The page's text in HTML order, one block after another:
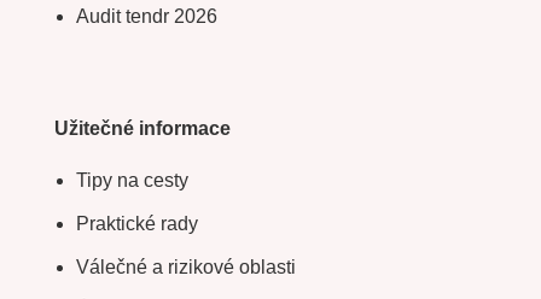
Audit tendr 2026
Užitečné informace
Tipy na cesty
Praktické rady
Válečné a rizikové oblasti